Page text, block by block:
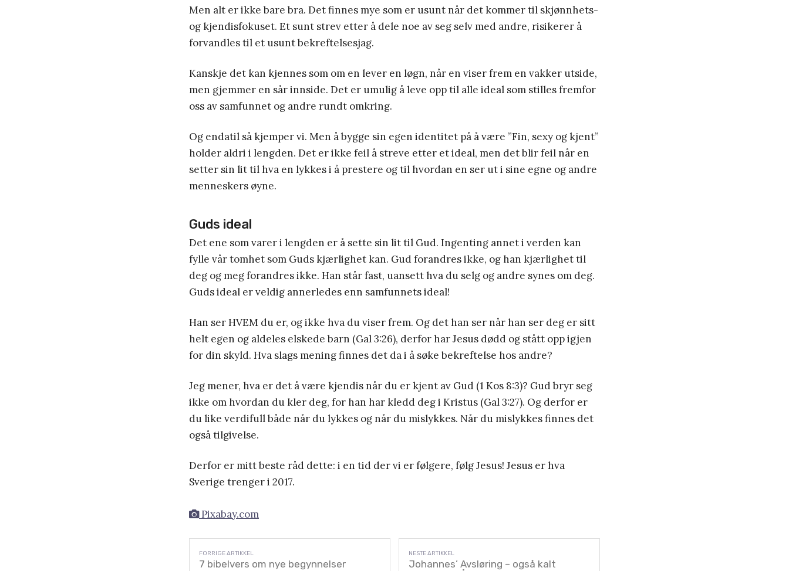
Men alt er ikke bare bra. Det finnes mye som er usunt når det kommer til skjønnhets-
og kjendisfokuset. Et sunt strev etter å dele noe av seg selv med andre, risikerer å
forvandles til et usunt bekreftelsesjag.
Kanskje det kan kjennes som om en lever en løgn, når en viser frem en vakker utside,
men gjemmer en sår innside. Det er umulig å leve opp til alle ideal som stilles fremfor
oss av samfunnet og andre rundt omkring.
Og endatil så kjemper vi. Men å bygge sin egen identitet på å være ”Fin, sexy og kjent”
holder aldri i lengden. Det er ikke feil å streve etter et ideal, men det blir feil når en
setter sin lit til hva en lykkes i å prestere og til hvordan en ser ut i sine egne og andre
menneskers øyne.
Guds ideal
Det ene som varer i lengden er å sette sin lit til Gud. Ingenting annet i verden kan
fylle vår tomhet som Guds kjærlighet kan. Gud forandres ikke, og han kjærlighet til
deg og meg forandres ikke. Han står fast, uansett hva du selg og andre synes om deg.
Guds ideal er veldig annerledes enn samfunnets ideal!
Han ser HVEM du er, og ikke hva du viser frem. Og det han ser når han ser deg er sitt
helt egen og aldeles elskede barn (Gal 3:26), derfor har Jesus dødd og stått opp igjen
for din skyld. Hva slags mening finnes det da i å søke bekreftelse hos andre?
Jeg mener, hva er det å være kjendis når du er kjent av Gud (1 Kos 8:3)? Gud bryr seg
ikke om hvordan du kler deg, for han har kledd deg i Kristus (Gal 3:27). Og derfor er
du like verdifull både når du lykkes og når du mislykkes. Når du mislykkes finnes det
også tilgivelse.
Derfor er mitt beste råd dette: i en tid der vi er følgere, følg Jesus! Jesus er hva
Sverige trenger i 2017.
Pixabay.com
7 bibelvers om nye begynnelser
Johannes’ Avsløring – også kalt